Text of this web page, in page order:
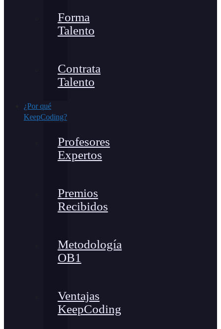
Forma
Talento
Contrata
Talento
¿Por qué
KeepCoding?
Profesores
Expertos
Premios
Recibidos
Metodología
OB1
Ventajas
KeepCoding